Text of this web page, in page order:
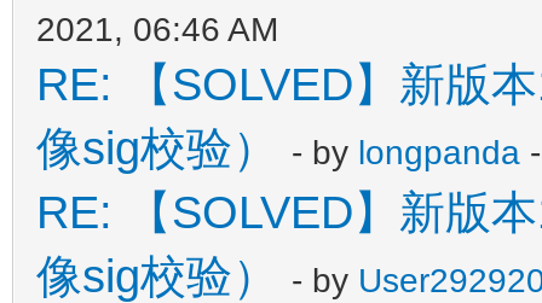
2021, 06:46 AM
RE: 【SOLVED】新版
像sig校验）
- by longpanda
RE: 【SOLVED】新版
像sig校验）
- by